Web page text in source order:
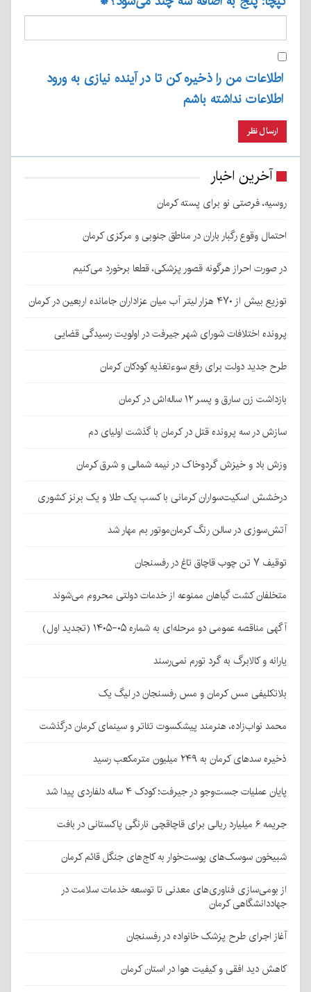
اطلاعات من را ذخیره کن تا در آینده نیازی به ورود
اطلاعات نداشته باشم
آخرین اخبار
روسیه، فرصتی نو برای پسته کرمان
احتمال وقوع رگبار باران در مناطق جنوبی و مرکزی کرمان
در صورت احراز هرگونه قصور پزشکی، قطعا برخورد می‌کنیم
توزیع بیش از ۴۷۰ هزار لیتر آب میان عزاداران جامانده اربعین در کرمان
پرونده اختلافات شورای شهر جیرفت در اولویت رسیدگی قضایی
طرح جدید دولت برای رفع سوءتغذیه کودکان کرمان
بازداشت زن سارق و پسر ۱۲ ساله‌اش در کرمان
سازش در سه پرونده قتل در کرمان با گذشت اولیای دم
وزش باد و خیزش گردوخاک در نیمه شمالی و شرق کرمان
درخشش اسکیت‌سواران کرمانی با کسب یک طلا و یک برنز کشوری
آتش‌سوزی در سالن رنگ کرمان‌موتور بم مهار شد
توقیف ۷ تن چوب قاچاق تاغ در رفسنجان
متخلفان کشت گیاهان ممنوعه از خدمات دولتی محروم می‌شوند
آگهی مناقصه عمومی دو مرحله‌ای به شماره ۰۵-۱۴۰۵ (تجدید اول)
یارانه و کالابرگ به گرد تورم نمی‌رسند
بلاتکلیفی مس کرمان و مس رفسنجان در لیگ یک
محمد نواب‌زاده، هنرمند پیشکسوت تئاتر و سینمای کرمان درگذشت
ذخیره سدهای کرمان به ۲۴۹ میلیون مترمکعب رسید
پایان عملیات جست‌وجو در جیرفت؛ کودک ۴ ساله دلفاردی پیدا شد
جریمه ۶ میلیارد ریالی برای قاچاقچی نارنگی پاکستانی در بافت
شبیخون سوسک‌های پوست‌خوار به کاج‌های جنگل قائم کرمان
از بومی‌سازی فناوری‌های معدنی تا توسعه خدمات سلامت در
جهاددانشگاهی کرمان
آغاز اجرای طرح پزشک خانواده در رفسنجان
کاهش دید افقی و کیفیت هوا در استان کرمان